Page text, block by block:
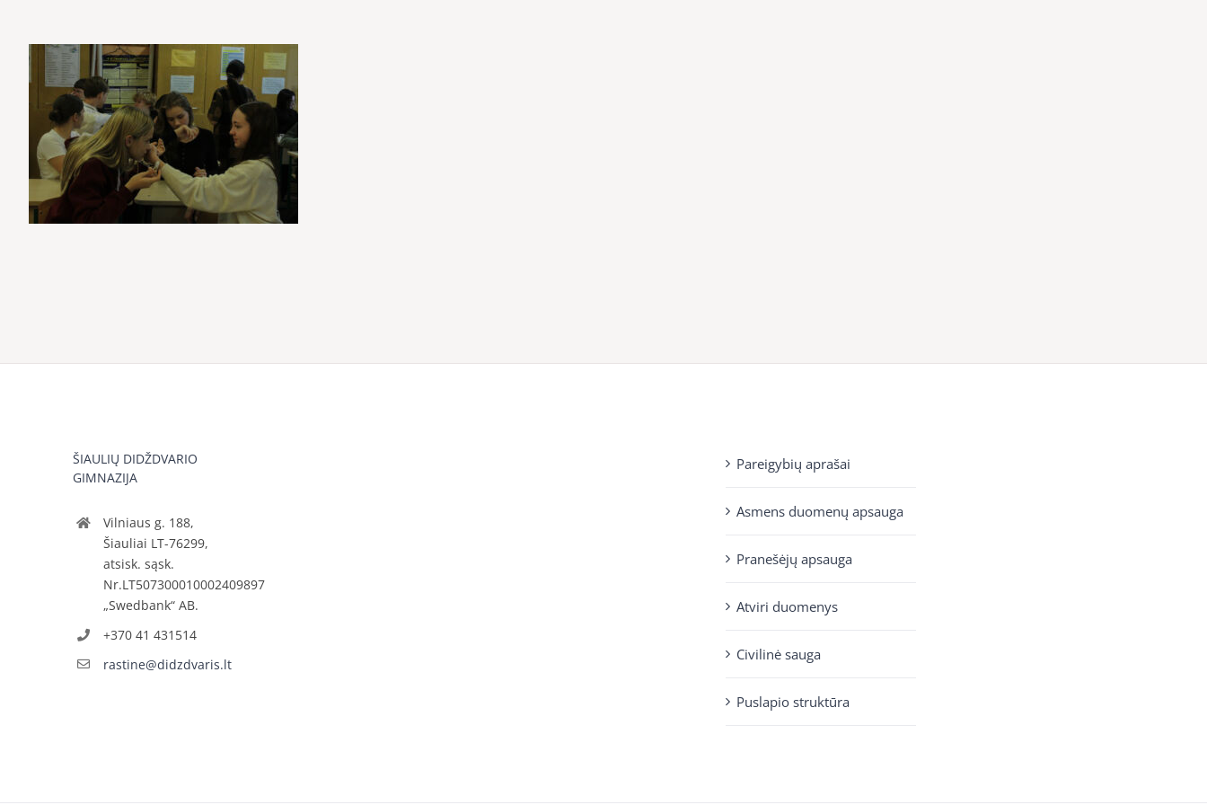
ŠIAULIŲ DIDŽDVARIO
GIMNAZIJA
Vilniaus g. 188,
Šiauliai LT-76299,
atsisk. sąsk.
Nr.LT507300010002409897
„Swedbank“ AB.
+370 41 431514
rastine@didzdvaris.lt
Pareigybių aprašai
Asmens duomenų apsauga
Pranešėjų apsauga
Atviri duomenys
Civilinė sauga
Puslapio struktūra